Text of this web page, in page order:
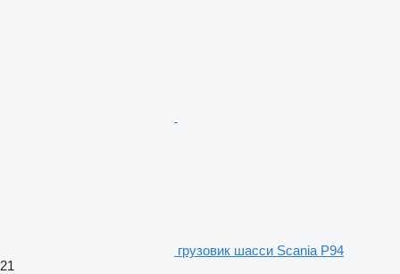
грузовик шасси Scania P94
21